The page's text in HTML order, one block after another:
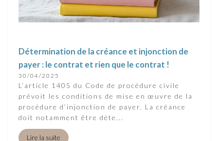
Détermination de la créance et injonction de
payer : le contrat et rien que le contrat !
30/04/2025
L’article 1405 du Code de procédure civile
prévoit les conditions de mise en œuvre de la
procédure d’injonction de payer. La créance
doit notamment être déte...
Lire la suite